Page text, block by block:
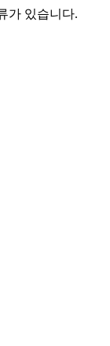
가 있습니다.